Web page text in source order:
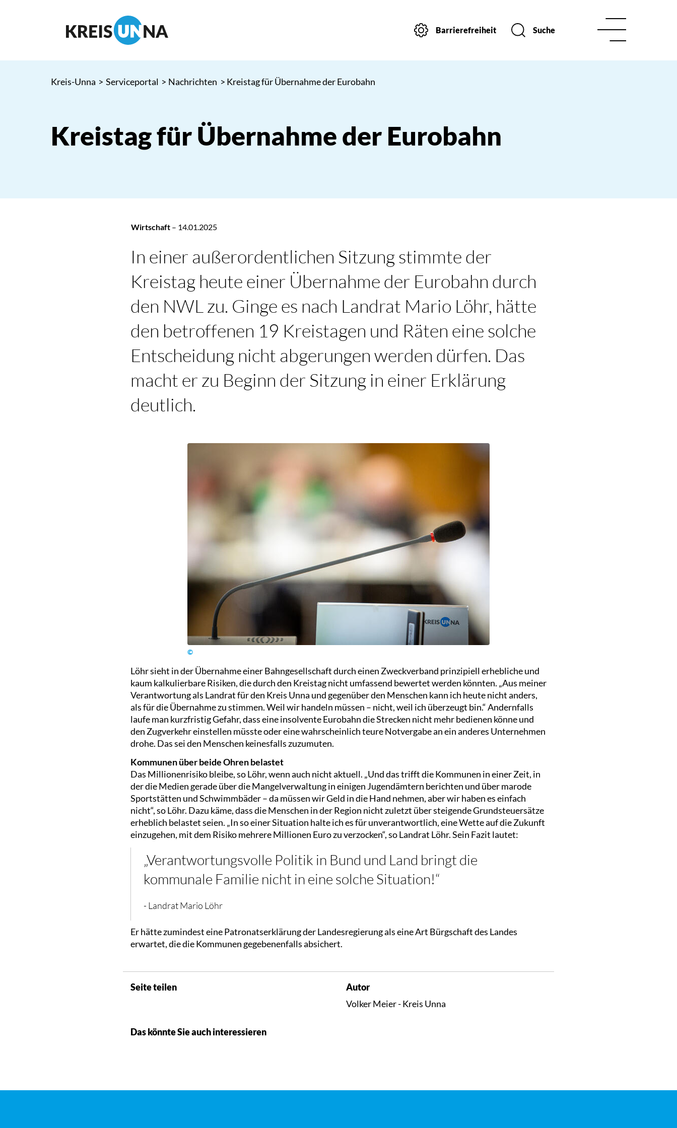
Barrierefreiheit Suche
Kreis-Unna > Serviceportal > Nachrichten > Kreistag für Übernahme der Eurobahn
Kreistag für Übernahme der Eurobahn
Wirtschaft – 14.01.2025
In einer außerordentlichen Sitzung stimmte der
Kreistag heute einer Übernahme der Eurobahn durch
den NWL zu. Ginge es nach Landrat Mario Löhr, hätte
den betroffenen 19 Kreistagen und Räten eine solche
Entscheidung nicht abgerungen werden dürfen. Das
macht er zu Beginn der Sitzung in einer Erklärung
deutlich.
©
Löhr sieht in der Übernahme einer Bahngesellschaft durch einen Zweckverband prinzipiell erhebliche und
kaum kalkulierbare Risiken, die durch den Kreistag nicht umfassend bewertet werden könnten. „Aus meiner
Verantwortung als Landrat für den Kreis Unna und gegenüber den Menschen kann ich heute nicht anders,
als für die Übernahme zu stimmen. Weil wir handeln müssen – nicht, weil ich überzeugt bin.“ Andernfalls
laufe man kurzfristig Gefahr, dass eine insolvente Eurobahn die Strecken nicht mehr bedienen könne und
den Zugverkehr einstellen müsste oder eine wahrscheinlich teure Notvergabe an ein anderes Unternehmen
drohe. Das sei den Menschen keinesfalls zuzumuten.
Kommunen über beide Ohren belastet
Das Millionenrisiko bleibe, so Löhr, wenn auch nicht aktuell. „Und das trifft die Kommunen in einer Zeit, in
der die Medien gerade über die Mangelverwaltung in einigen Jugendämtern berichten und über marode
Sportstätten und Schwimmbäder – da müssen wir Geld in die Hand nehmen, aber wir haben es einfach
nicht“, so Löhr. Dazu käme, dass die Menschen in der Region nicht zuletzt über steigende Grundsteuersätze
erheblich belastet seien. „In so einer Situation halte ich es für unverantwortlich, eine Wette auf die Zukunft
einzugehen, mit dem Risiko mehrere Millionen Euro zu verzocken“, so Landrat Löhr. Sein Fazit lautet:
„Verantwortungsvolle Politik in Bund und Land bringt die
kommunale Familie nicht in eine solche Situation!“
- Landrat Mario Löhr
Er hätte zumindest eine Patronatserklärung der Landesregierung als eine Art Bürgschaft des Landes
erwartet, die die Kommunen gegebenenfalls absichert.
Seite teilen
Autor
Volker Meier - Kreis Unna
Das könnte Sie auch interessieren